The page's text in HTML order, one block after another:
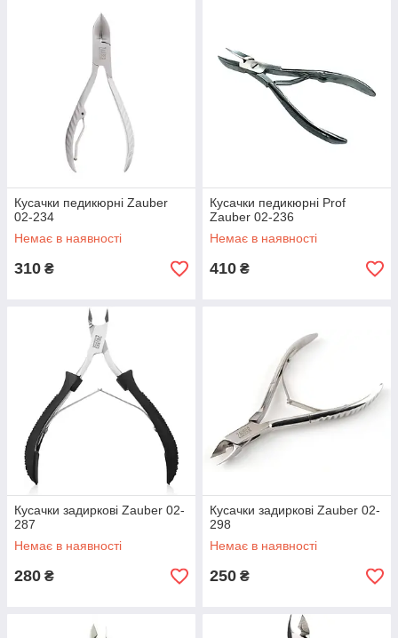
Кусачки педикюрні Zauber
02-234
Немає в наявності
310 ₴
Кусачки педикюрні Prof
Zauber 02-236
Немає в наявності
410 ₴
Кусачки задиркові Zauber 02-
287
Немає в наявності
280 ₴
Кусачки задиркові Zauber 02-
298
Немає в наявності
250 ₴